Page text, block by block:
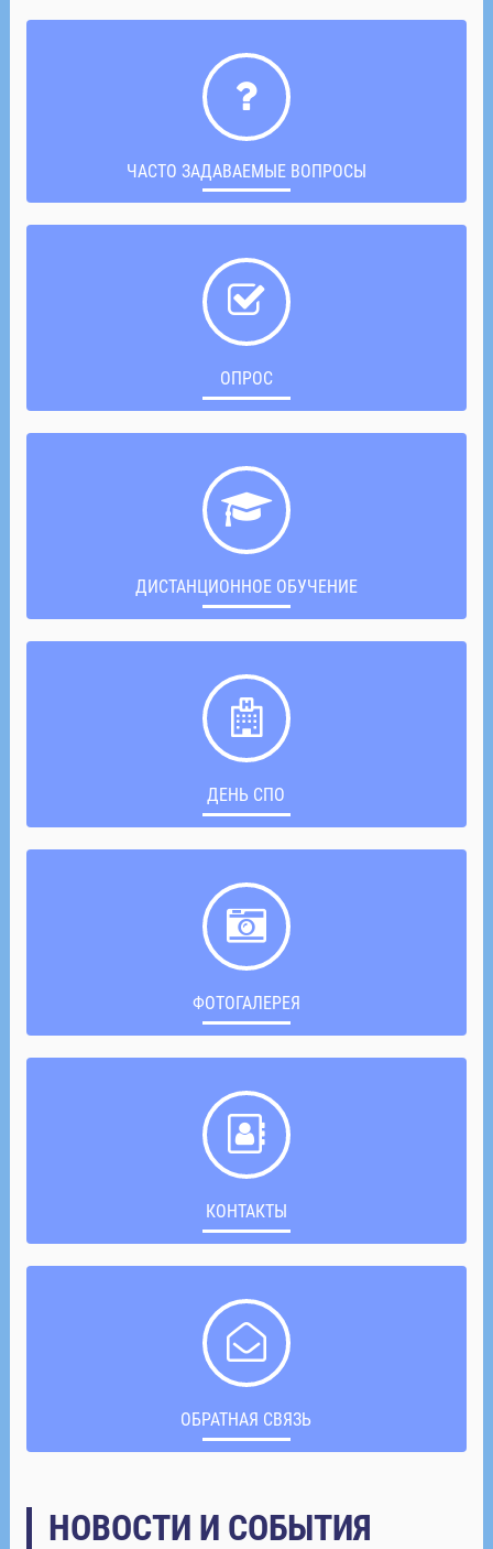
ЧАСТО ЗАДАВАЕМЫЕ ВОПРОСЫ
ОПРОС
ДИСТАНЦИОННОЕ ОБУЧЕНИЕ
ДЕНЬ СПО
ФОТОГАЛЕРЕЯ
КОНТАКТЫ
ОБРАТНАЯ СВЯЗЬ
НОВОСТИ И СОБЫТИЯ